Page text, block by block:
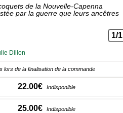
de la Nouvelle-Capenna
par la guerre que leurs ancêtres
1/1
Dillon
lors de la finalisation de la commande
22.00€ Indisponible
25.00€ Indisponible